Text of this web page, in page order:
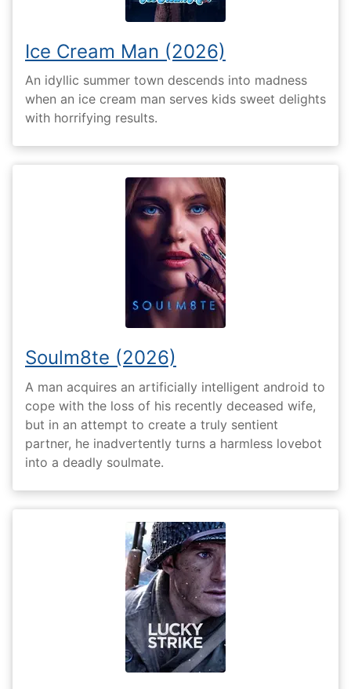
Ice Cream Man (2026)
An idyllic summer town descends into madness
when an ice cream man serves kids sweet delights
with horrifying results.
Soulm8te (2026)
A man acquires an artificially intelligent android to
cope with the loss of his recently deceased wife,
but in an attempt to create a truly sentient
partner, he inadvertently turns a harmless lovebot
into a deadly soulmate.